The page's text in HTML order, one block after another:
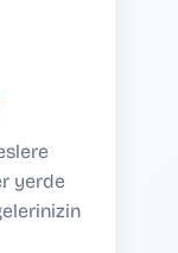
yerde